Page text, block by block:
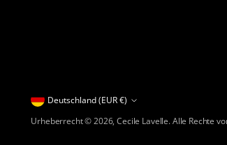
Währung Deutschland (EUR €)
Urheberrecht © 2026,Cecile Lavelle. Alle Rechte